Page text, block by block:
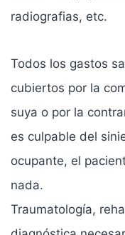
radiografias, etc.
Todos los gastos
cubiertos por la
suya o por la
es culpable del
ocupante, el
nada.
Traumatología,